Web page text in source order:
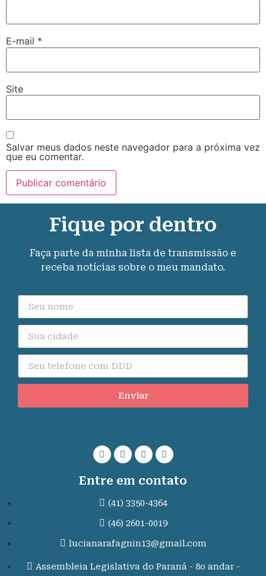
E-mail *
Site
Salvar meus dados neste navegador para a próxima vez
que eu comentar.
Fique por dentro
Faça parte da minha lista de transmissão e
receba notícias sobre o meu mandato.
Enviar
Entre em contato
(41) 3350-4364
(46) 2601-0019
lucianarafagnin13@gmail.com
Assembleia Legislativa do Paraná - 8o andar -